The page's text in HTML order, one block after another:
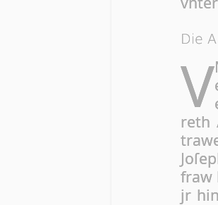
Die
V
fraw
jr